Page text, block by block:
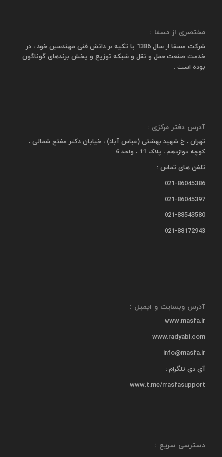
مختصری از مسفا :
شرکت مسفا از سال 1386 با تکیه بر دانش فنی مهندسین خود ، در
خدمت صنعت حمل و نقل و شبکه توزیع و پخش برندهای گوناگون
بوده است .
آدرس دفتر مرکزی :
تهران ، خ شهید بهشتی (عباس آباد) ، خیابان دکتر مفتح شمالی ،
کوچه دوازدهم ، پلاک 11 ، واحد 6
تلفن های تماس :
021-86045386
021-86045397
021-88543580
021-88172943
آدرس وبسایت و ایمیل :
www.masfa.ir
www.radyabi.com
info@masfa.ir
آی دی تلگرام :
www.t.me/masfasupport
دسترسی سریع :